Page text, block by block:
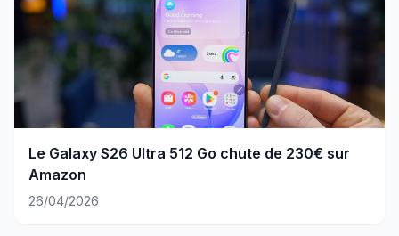
Le Galaxy S26 Ultra 512 Go chute de 230€ sur
Amazon
26/04/2026